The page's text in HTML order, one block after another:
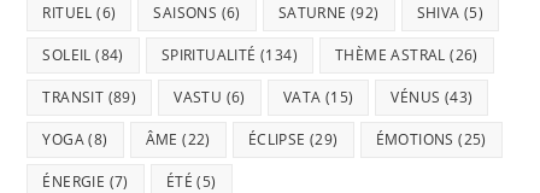
RITUEL (6) SAISONS (6) SATURNE (92) SHIVA (5)
SOLEIL (84) SPIRITUALITÉ (134) THÈME ASTRAL (26)
TRANSIT (89) VASTU (6) VATA (15) VÉNUS (43)
YOGA(8) ÂME (22) ÉCLIPSE (29) ÉMOTIONS (25)
ÉNERGIE (7) ÉTÉ (5)